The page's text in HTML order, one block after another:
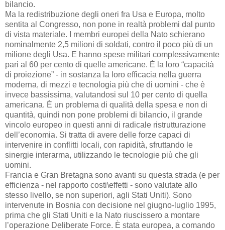
bilancio.
Ma la redistribuzione degli oneri fra Usa e Europa, molto
sentita al Congresso, non pone in realtà problemi dal punto
di vista materiale. I membri europei della Nato schierano
nominalmente 2,5 milioni di soldati, contro il poco più di un
milione degli Usa. E hanno spese militari complessivamente
pari al 60 per cento di quelle americane. È la loro “capacità
di proiezione” - in sostanza la loro efficacia nella guerra
moderna, di mezzi e tecnologia più che di uomini - che è
invece bassissima, valutandosi sul 10 per cento di quella
americana. È un problema di qualità della spesa e non di
quantità, quindi non pone problemi di bilancio, il grande
vincolo europeo in questi anni di radicale ristrutturazione
dell’economia. Si tratta di avere delle forze capaci di
intervenire in conflitti locali, con rapidità, sfruttando le
sinergie interarma, utilizzando le tecnologie più che gli
uomini.
Francia e Gran Bretagna sono avanti su questa strada (e per
efficienza - nel rapporto costi\effetti - sono valutate allo
stesso livello, se non superiori, agli Stati Uniti). Sono
intervenute in Bosnia con decisione nel giugno-luglio 1995,
prima che gli Stati Uniti e la Nato riuscissero a montare
l’operazione Deliberate Force. È stata europea, a comando